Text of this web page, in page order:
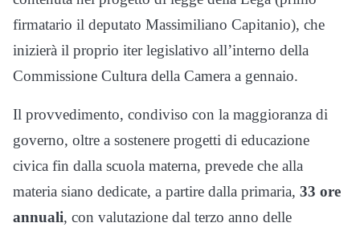
firmatario il deputato Massimiliano Capitanio), che
inizierà il proprio iter legislativo all’interno della
Commissione Cultura della Camera a gennaio.
Il provvedimento, condiviso con la maggioranza di
governo, oltre a sostenere progetti di educazione
civica fin dalla scuola materna, prevede che alla
materia siano dedicate, a partire dalla primaria, 33 ore
annuali, con valutazione dal terzo anno delle